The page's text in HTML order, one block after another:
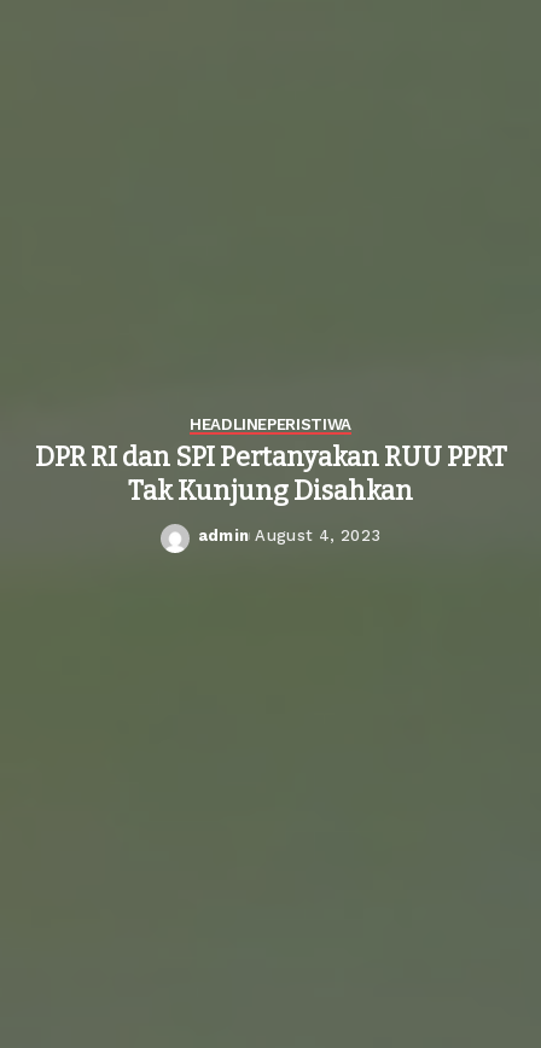
HEADLINEPERISTIWA
DPR RI dan SPI Pertanyakan RUU PPRT
Tak Kunjung Disahkan
Posted
admin August 4, 2023